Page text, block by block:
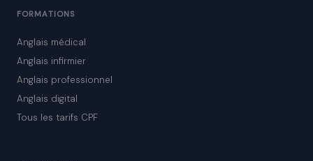
FORMATIONS
Anglais médical
Anglais infirmier
Anglais professionnel
Anglais digital
Tous les tarifs CPF